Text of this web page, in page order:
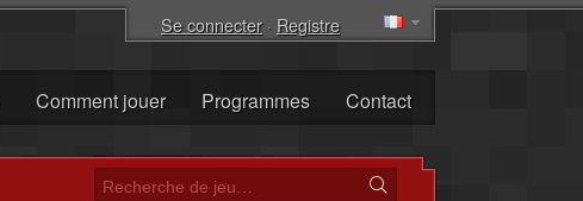
Se connecter· Registre
Comment jouer Programmes Contact